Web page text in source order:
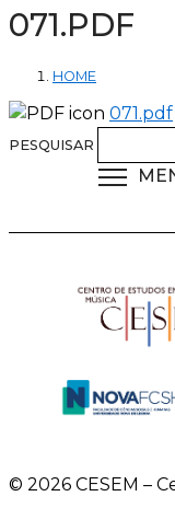
071.PDF
HOME
071.pdf
PESQUISAR
© 2026 CESEM –